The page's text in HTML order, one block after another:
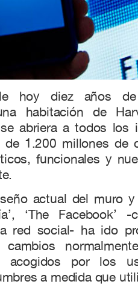
hoy diez años
habitación de
abriera a todos los
1.200 millones de
funcionales y
actual del muro
‘The Facebook’
red social- ha ido
cambios
acogidos por los
a medida que